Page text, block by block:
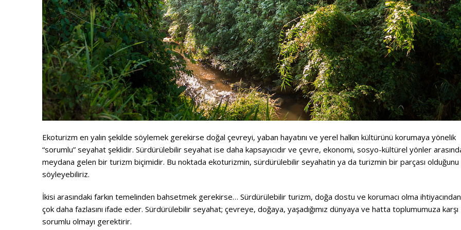
Ekoturizm en yalın şekilde söylemek gerekirse doğal çevreyi, yaban hayatını ve yerel halkın kültürünü korumaya yönelik
“sorumlu” seyahat şeklidir. Sürdürülebilir seyahat ise daha kapsayıcıdır ve çevre, ekonomi, sosyo-kültürel yönler
meydana gelen bir turizm biçimidir. Bu noktada ekoturizmin, sürdürülebilir seyahatin ya da turizmin bir parçası olduğunu
söyleyebiliriz.
İkisi arasındaki farkın temelinden bahsetmek gerekirse… Sürdürülebilir turizm, doğa dostu ve korumacı olma ihtiyacından
çok daha fazlasını ifade eder. Sürdürülebilir seyahat; çevreye, doğaya, yaşadığımız dünyaya ve hatta toplumumuza karşı
sorumlu olmayı gerektirir.